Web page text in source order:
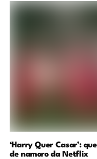
‘Harry Quer Casar’:
de namoro da Netflix